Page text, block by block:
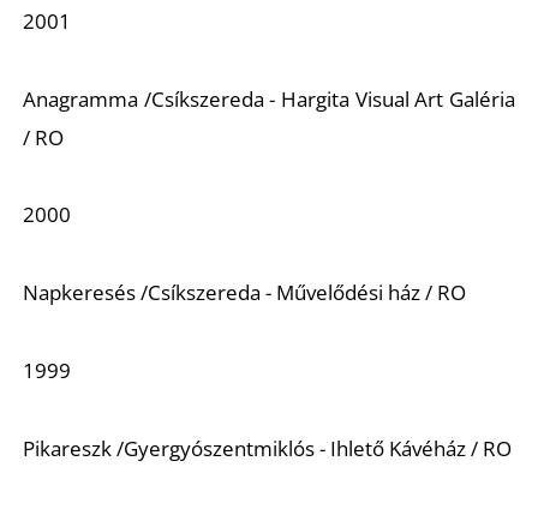
2001
Anagramma /Csíkszereda - Hargita Visual Art Galéria
/ RO
2000
Napkeresés /Csíkszereda - Művelődési ház / RO
1999
Pikareszk /Gyergyószentmiklós - Ihlető Kávéház / RO